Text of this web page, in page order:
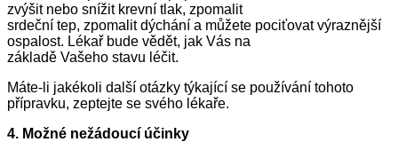
zvýšit nebo snížit krevní tlak, zpomalit
srdeční tep, zpomalit dýchání a můžete pociťovat výraznější
ospalost. Lékař bude vědět, jak Vás na
základě Vašeho stavu léčit.
Máte-li jakékoli další otázky týkající se používání tohoto
přípravku, zeptejte se svého lékaře.
4. Možné nežádoucí účinky